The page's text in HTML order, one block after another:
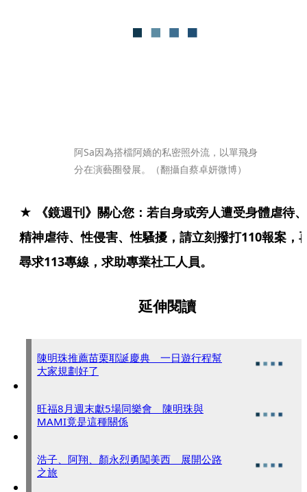
阿Sa因為搭檔阿嬌的私密照外流，以單飛身
分在演藝圈發展。（翻攝自蔡卓妍微博）
★ 《鏡週刊》關心您：若自身或旁人遭受身體虐待、
精神虐待、性侵害、性騷擾，請立刻撥打110報案，
尋求113專線，求助專業社工人員。
延伸閱讀
陳明珠推薦苗栗耶誕慶典 一日遊行程幫
大家規劃好了
旺福8月週末獻5場同樂會 陳明珠與
MAMI竟是這種關係
浩子、阿翔、顏永烈勇闖美西 展開公路
之旅